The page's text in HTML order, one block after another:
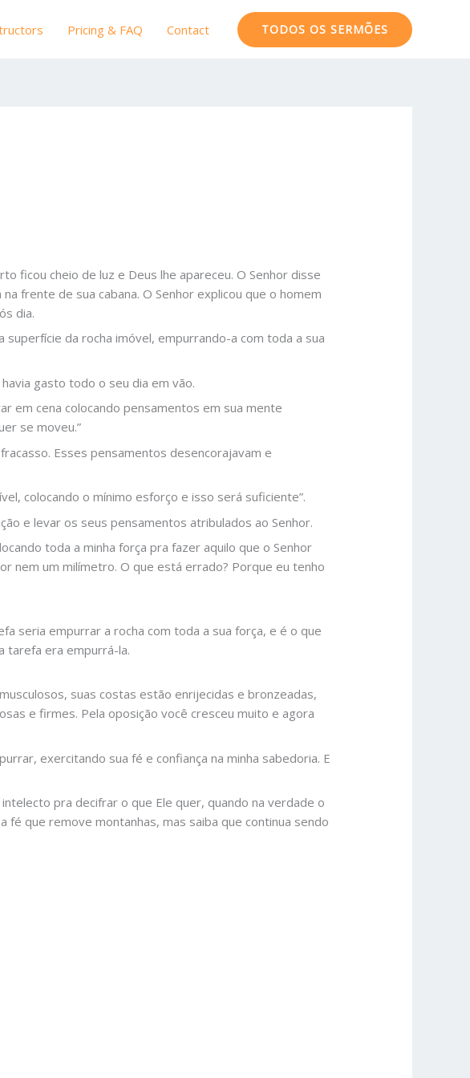
Pricing & FAQ Contact TODOS OS SERMÕES
ficou cheio de luz e Deus lhe apareceu. O Senhor disse
frente de sua cabana. O Senhor explicou que o homem
dia.
da rocha imóvel, empurrando-a com toda a sua
gasto todo o seu dia em vão.
em cena colocando pensamentos em sua mente
se moveu.”
Esses pensamentos desencorajavam e
colocando o mínimo esforço e isso será suficiente”.
e levar os seus pensamentos atribulados ao Senhor.
toda a minha força pra fazer aquilo que o Senhor
nem um milímetro. O que está errado? Porque eu tenho
seria empurrar a rocha com toda a sua força, e é o que
tarefa era empurrá-la.
suas costas estão enrijecidas e bronzeadas,
e firmes. Pela oposição você cresceu muito e agora
exercitando sua fé e confiança na minha sabedoria. E
pra decifrar o que Ele quer, quando na verdade o
que remove montanhas, mas saiba que continua sendo